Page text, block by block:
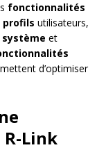
fonctionnalités
profils utilisateurs,
système et
d’optimiser
Link